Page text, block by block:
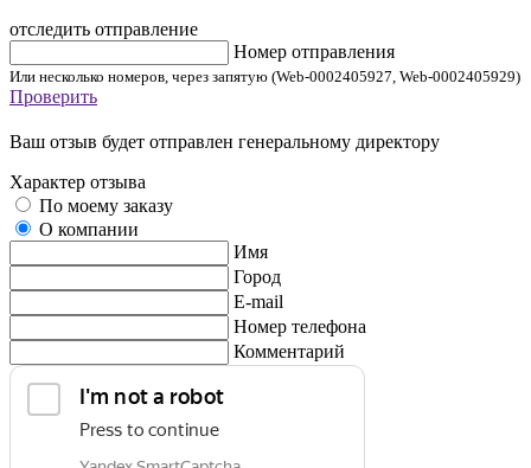
отследить отправление
Номер отправления
Или несколько номеров, через запятую (Web-0002405927, Web-0002405929)
Проверить
Ваш отзыв будет отправлен генеральному директору
Характер отзыва
По моему заказу
О компании
Имя
Город
E-mail
Номер телефона
Комментарий